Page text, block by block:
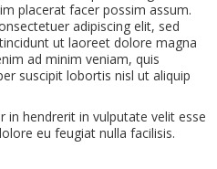
placerat facer possim assum.
adipiscing elit, sed
ut laoreet dolore magna
ad minim veniam, quis
suscipit lobortis nisl ut aliquip
in hendrerit in vulputate velit esse
eu feugiat nulla facilisis.